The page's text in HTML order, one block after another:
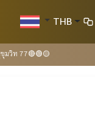
THB
มวิท 77🔴🟢🟡